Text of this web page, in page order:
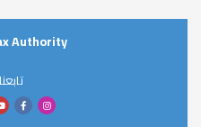
Authority